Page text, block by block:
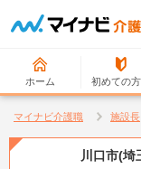
ホーム 初めての
マイナビ介護職 施設長
川口市(埼